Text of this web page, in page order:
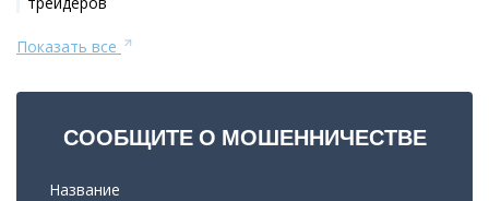
Показать все
СООБЩИТЕ О МОШЕННИЧЕСТВЕ
Название